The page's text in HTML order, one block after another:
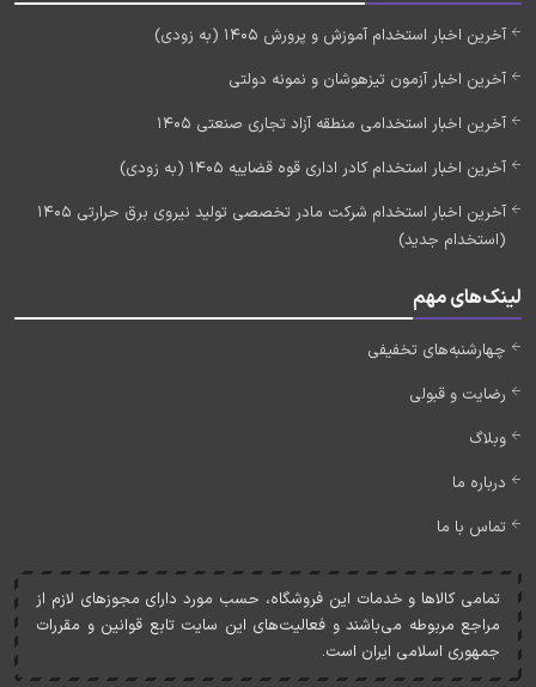
آخرین اخبار استخدام آموزش و پرورش 1405 (به زودی)
آخرین اخبار آزمون تیزهوشان و نمونه دولتی
آخرین اخبار استخدامی منطقه آزاد تجاری صنعتی 1405
آخرین اخبار استخدام کادر اداری قوه قضاییه 1405 (به زودی)
آخرین اخبار استخدام شرکت مادر تخصصی تولید نیروی برق حرارتی 1405
(استخدام جدید)
لینک‌های مهم
چهارشنبه‌های تخفیفی
رضایت و قبولی
وبلاگ
درباره ما
تماس با ما
تمامی کالاها و خدمات اين فروشگاه، حسب مورد دارای مجوزهای لازم از
مراجع مربوطه می‌باشند و فعاليت‌های اين سايت تابع قوانين و مقررات
جمهوری اسلامی ايران است.